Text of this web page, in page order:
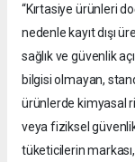
“Kırtasiye ürünleri
nedenle kayıt dışı
sağlık ve güvenlik
bilgisi olmayan,
ürünlerde kimyasal
veya fiziksel
tüketicilerin